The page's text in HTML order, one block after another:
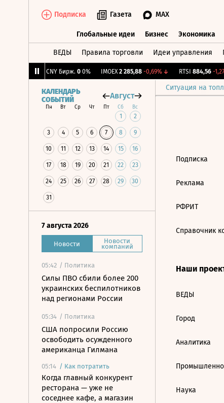
Подписка Газета MAX
Глобальные идеи Бизнес Экономика
ВЕДЫ Правила торговли Идеи управления
CNY Бирж. 0 0% IMOEX 2 285,88 -0,69%↓ RTSI 884,56 -
Ситуация на
КАЛЕНДАРЬ
СОБЫТИЙ
Август
Пн Вт Ср Чт Пт Сб Вс
1 2
3 4 5 6 7 8 9
10 11 12 13 14 15 16
17 18 19 20 21 22 23
24 25 26 27 28 29 30
31
7 августа 2026
Новости Новости
компаний
05:42 / Политика
Силы ПВО сбили более 200
украинских беспилотников
над регионами России
05:34 / Политика
США попросили Россию
освободить осужденного
американца Гилмана
05:14 / Как потратить
Когда главный конкурент
ресторана — уже не
соседнее кафе, а магазин
Подписка
Реклама
РФРИТ
Справочник
Наши
ВЕДЫ
Город
Аналитика
Наука